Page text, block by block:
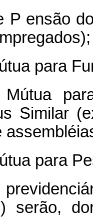
P ensão
para
Mútua
Similar
para
serão,